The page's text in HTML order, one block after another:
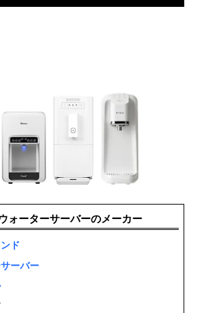
ォーターサーバーのメーカー
ド
ーバー